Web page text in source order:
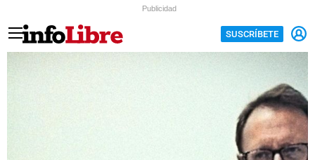
Publicidad
SUSCRÍBETE